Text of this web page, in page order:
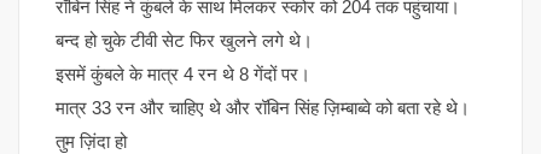
रॉबिन सिंह ने कुंबले के साथ मिलकर स्कोर को 204 तक पहुंचाया।
बन्द हो चुके टीवी सेट फिर खुलने लगे थे।
इसमें कुंबले के मात्र 4 रन थे 8 गेंदों पर।
मात्र 33 रन और चाहिए थे और रॉबिन सिंह ज़िम्बाब्वे को बता रहे थे।
तुम ज़िंदा हो